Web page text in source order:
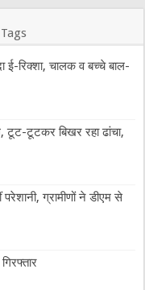
Tags
ई-रिक्शा, चालक व बच्चे बाल-
टूट-टूटकर बिखर रहा ढांचा,
ग्रामीणों ने डीएम से